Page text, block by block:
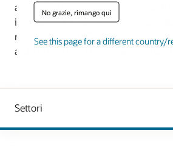
No grazie, rimango qui
See this page for a different country/
aprendo al contempo nuove
innovazione. Dalla semplificazione dei
rafforzamento delle operazioni
aiuta le istituzioni a prosperare a ogni